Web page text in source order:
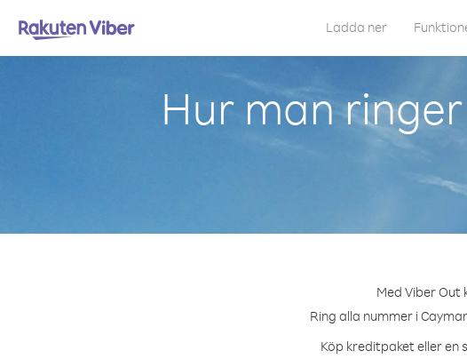
Ladda ner
Hur man
Med Viber Out
Ring alla nummer i
Köp kreditpaket eller